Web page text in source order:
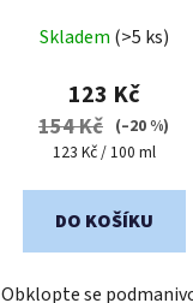
hodnocení
produktu
je
4,1
5
Skladem (>5 ks)
123 Kč
154 Kč (–20 %)
Měrná
123 Kč / 100 ml
DO KOŠÍKU
Obklopte se